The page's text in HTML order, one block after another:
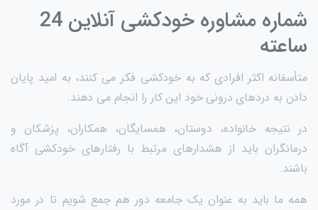
شماره مشاوره خودکشی آنلاین 24
ساعته
متأسفانه اکثر افرادی که به خودکشی فکر می کنند، به امید پایان
دادن به دردهای درونی خود این کار را انجام می دهند.
در نتیجه خانواده، دوستان، همسایگان، همکاران، پزشکان و
درمانگران باید از هشدارهای مرتبط با رفتارهای خودکشی آگاه
باشند.
همه ما باید به عنوان یک جامعه دور هم جمع شویم تا در مورد